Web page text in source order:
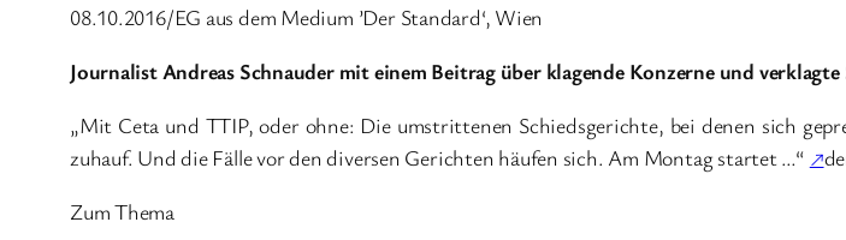
08.10.2016/EG aus dem Medium ’Der Standard‘, Wien
Journalist Andreas Schnauder mit einem Beitrag über klagende Konzerne und verklagte
„Mit Ceta und TTIP, oder ohne: Die umstrittenen Schiedsgerichte, bei denen sich
zuhauf. Und die Fälle vor den diversen Gerichten häufen sich. Am Montag startet …“ ↗
Zum Thema